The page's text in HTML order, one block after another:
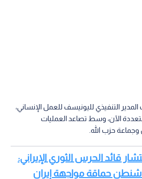
التنفيذي لليونيسف للعمل الإنساني،
الآن، وسط تصاعد العمليات
وجماعة حزب الله.
قائد الحرس الثوري الإيراني:
حماقة مواجهة إيران